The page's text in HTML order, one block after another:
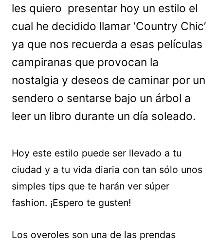
les quiero presentar hoy un estilo el
cual he decidido llamar ‘Country Chic’
ya que nos recuerda a esas películas
campiranas que provocan la
nostalgia y deseos de caminar por un
sendero o sentarse bajo un árbol a
leer un libro durante un día soleado.
Hoy este estilo puede ser llevado a tu
ciudad y a tu vida diaria con tan sólo unos
simples tips que te harán ver súper
fashion. ¡Espero te gusten!
Los overoles son una de las prendas